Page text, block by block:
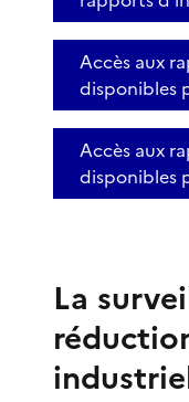
Accès aux
disponibles
Accès aux
disponibles
La